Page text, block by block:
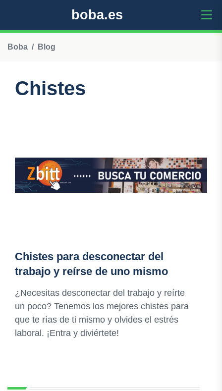
boba.es
Boba Blog
Chistes
Chistes para desconectar del
trabajo y reírse de uno mismo
¿Necesitas desconectar del trabajo y reírte
un poco? Tenemos los mejores chistes para
que te rías de ti mismo y olvides el estrés
laboral. ¡Entra y diviértete!